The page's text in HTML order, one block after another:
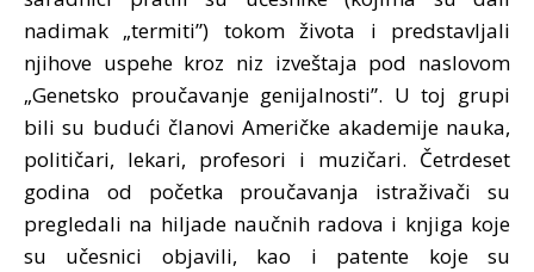
nadimak „termiti”) tokom života i predstavljali
njihove uspehe kroz niz izveštaja pod naslovom
„Genetsko proučavanje genijalnosti”. U toj grupi
bili su budući članovi Američke akademije nauka,
političari, lekari, profesori i muzičari. Četrdeset
godina od početka proučavanja istraživači su
pregledali na hiljade naučnih radova i knjiga koje
su učesnici objavili, kao i patente koje su